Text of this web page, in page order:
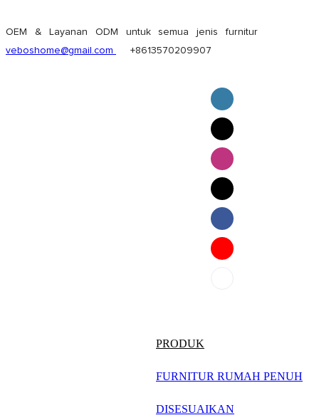
OEM & Layanan ODM untuk semua jenis furnitur
veboshome@gmail.com
+8613570209907
English
Pilipino
ภาษาไทย
PRODUK
FURNITUR RUMAH PENUH
DISESUAIKAN